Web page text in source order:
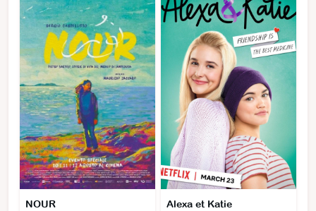
NOUR Alexa et Katie